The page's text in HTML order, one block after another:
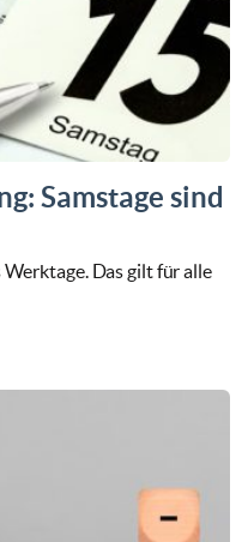
Samstage sind
Das gilt für alle